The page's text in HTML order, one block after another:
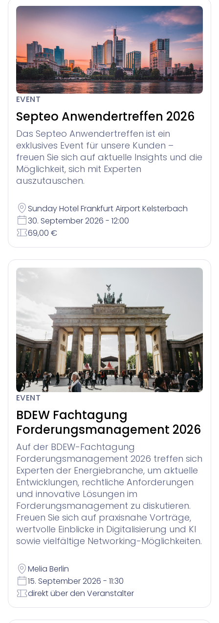
EVENT
Septeo Anwendertreffen 2026
Das Septeo Anwendertreffen ist ein
exklusives Event für unsere Kunden –
freuen Sie sich auf aktuelle Insights und die
Möglichkeit, sich mit Experten
auszutauschen.
Sunday Hotel Frankfurt Airport Kelsterbach
30. September 2026 - 12:00
69,00 €
EVENT
BDEW Fachtagung
Forderungsmanagement 2026
Auf der BDEW-Fachtagung
Forderungsmanagement 2026 treffen sich
Experten der Energiebranche, um aktuelle
Entwicklungen, rechtliche Anforderungen
und innovative Lösungen im
Forderungsmanagement zu diskutieren.
Freuen Sie sich auf praxisnahe Vorträge,
wertvolle Einblicke in Digitalisierung und KI
sowie vielfältige Networking-Möglichkeiten.
Melia Berlin
15. September 2026 - 11:30
direkt über den Veranstalter